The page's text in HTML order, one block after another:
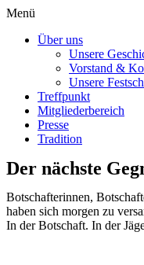
Menü
Über uns
Unsere
Vorstand &
Unsere
Treffpunkt
Mitgliederbereich
Presse
Tradition
Der nächste
Botschafterinnen,
haben sich morgen zu
In der Botschaft. In der